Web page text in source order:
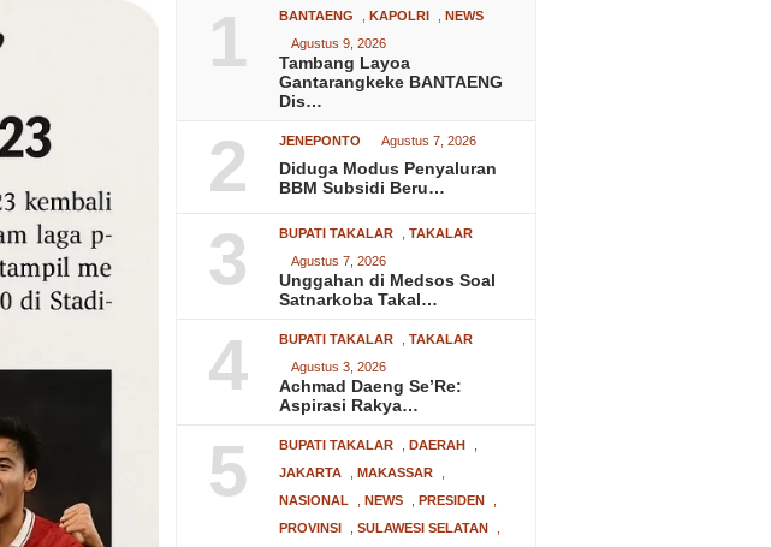
1 BANTAENG KAPOLRI
NEWS
Agustus 9, 2026
Tambang Layoa
Gantarangkeke BANTAENG
Dis…
2 JENEPONTO Agustus 7, 2026
Diduga Modus Penyaluran
BBM Subsidi Beru…
3 BUPATI TAKALAR ,TAKALAR
Agustus 7, 2026
Unggahan di Medsos Soal
Satnarkoba Takal…
4 BUPATI TAKALAR ,TAKALAR
Agustus 3, 2026
Achmad Daeng Se’Re:
Aspirasi Rakya…
5 BUPATI TAKALAR DAERAH
JAKARTA
MAKASSAR
NASIONAL
NEWS PRESIDEN
PROVINSI
,SULAWESI SELATAN